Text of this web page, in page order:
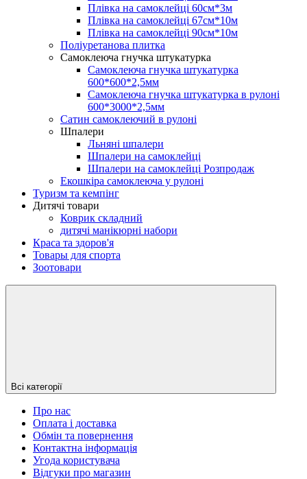
Плівка на самоклейці 60см*3м
Плівка на самоклейці 67см*10м
Плівка на самоклейці 90см*10м
Поліуретанова плитка
Самоклеюча гнучка штукатурка
Самоклеюча гнучка штукатурка
600*600*2,5мм
Самоклеюча гнучка штукатурка в рулоні
600*3000*2,5мм
Сатин самоклеючий в рулоні
Шпалери
Льняні шпалери
Шпалери на самоклейці
Шпалери на самоклейці Розпродаж
Екошкіра самоклеюча у рулоні
Туризм та кемпінг
Дитячі товари
Коврик складний
дитячі манікюрні набори
Краса та здоров'я
Товары для спорта
Зоотовари
Всі категорії
Про нас
Оплата і доставка
Обмін та повернення
Контактна інформація
Угода користувача
Відгуки про магазин